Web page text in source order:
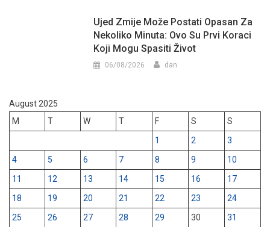
Ujed Zmije Može Postati Opasan Za
Nekoliko Minuta: Ovo Su Prvi Koraci
Koji Mogu Spasiti Život
06/08/2026 dan
August 2025
M
T W T F S
S
1
2
3
4
5 6 7 8 9
10
11
12 13 14 15 16
17
18
19 20 21 22 23
24
25
26 27 28 29 30 31